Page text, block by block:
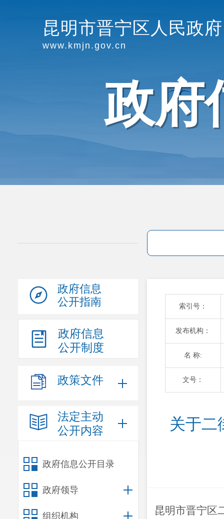
昆明市晋宁区人民政府
www.kmjn.gov.cn
政府
政府信息
公开指南
政府信息
公开制度
政策文件
法定主动
公开内容
政府信息公开目录
政府领导
组织机构
索引号：
发布机构：
名 称:
文号：
关于二
昆明市晋宁区